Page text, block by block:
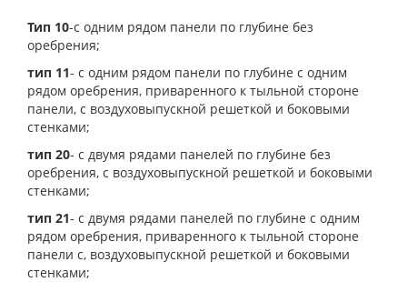
Тип 10-с одним рядом панели по глубине без
оребрения;
тип 11- с одним рядом панели по глубине с одним
рядом оребрения, приваренного к тыльной стороне
панели, с воздуховыпускной решеткой и боковыми
стенками;
тип 20- с двумя рядами панелей по глубине без
оребрения, с воздуховыпускной решеткой и боковыми
стенками;
тип 21- с двумя рядами панелей по глубине с одним
рядом оребрения, приваренного к тыльной стороне
панели с, воздуховыпускной решеткой и боковыми
стенками;